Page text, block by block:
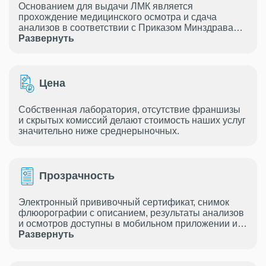
Основанием для выдачи ЛМК является
прохождение медицинского осмотра и сдача
анализов в соответствии с Приказом Минздрава
России от 28.01.2021 г. № 29н.
Развернуть
Цена
Собственная лаборатория, отсутствие франшизы
и скрытых комиссий делают стоимость наших услуг
значительно ниже среднерыночных.
Прозрачность
Электронный прививочный сертификат, снимок
флюорографии с описанием, результаты анализов
и осмотров доступны в мобильном приложении и в
Развернуть